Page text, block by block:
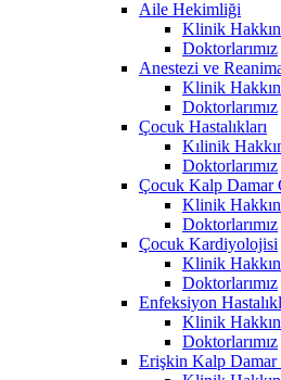
Aile Hekimliği
Klinik
Doktorlarımız
Anestezi ve
Klinik
Doktorlarımız
Çocuk Hastalıkları
Kılinik
Doktorlarımız
Çocuk Kalp Damar
Klinik
Doktorlarımız
Çocuk Kardiyolojisi
Klinik
Doktorlarımız
Enfeksiyon
Klinik
Doktorlarımız
Erişkin Kalp Damar